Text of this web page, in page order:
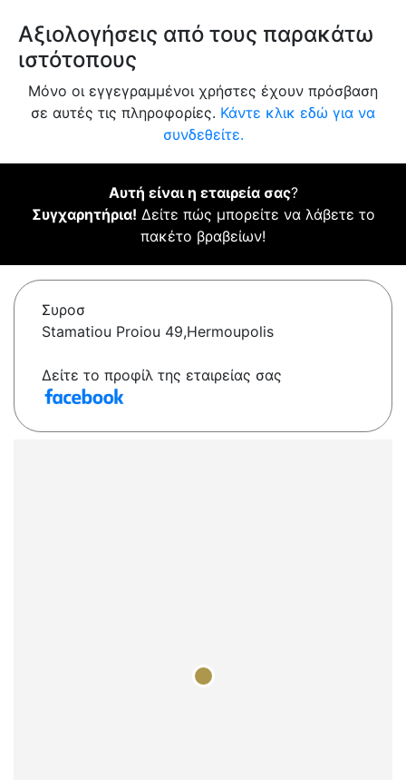
Αξιολογήσεις από τους παρακάτω
ιστότοπους
Μόνο οι εγγεγραμμένοι χρήστες έχουν πρόσβαση
σε αυτές τις πληροφορίες. Κάντε κλικ εδώ για να
συνδεθείτε.
Αυτή είναι η εταιρεία σας?
Συγχαρητήρια! Δείτε πώς μπορείτε να λάβετε το
πακέτο βραβείων!
Συροσ
Stamatiou Proiou 49,Hermoupolis
Δείτε το προφίλ της εταιρείας σας